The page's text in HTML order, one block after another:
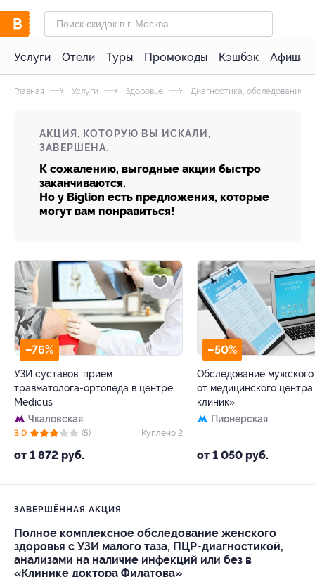
Услуги Отели Туры Промокоды Кэшбэк Афиша
Главная Услуги Здоровье Диагностика, обследование
АКЦИЯ, КОТОРУЮ ВЫ ИСКАЛИ,
ЗАВЕРШЕНА.
К сожалению, выгодные акции быстро
заканчиваются.
Но у Biglion есть предложения, которые
могут вам понравиться!
–76%
УЗИ суставов, прием
травматолога-ортопеда в центре
Medicus
Чкаловская
от 1 872 руб.
3.0 (5) Куплено 2
–50%
Обследование мужского
от медицинского
клиник»
Пионерская
от 1 050 руб.
ЗАВЕРШЁННАЯ АКЦИЯ
Полное комплексное обследование женского
здоровья с УЗИ малого таза, ПЦР-диагностикой,
анализами на наличие инфекций или без в
«Клинике доктора Филатова»